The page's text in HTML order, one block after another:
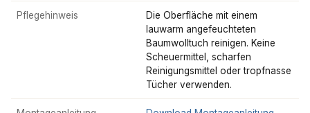
Pflegehinweis
Die Oberfläche mit einem
lauwarm angefeuchteten
Baumwolltuch reinigen. Keine
Scheuermittel, scharfen
Reinigungsmittel oder tropfnasse
Tücher verwenden.